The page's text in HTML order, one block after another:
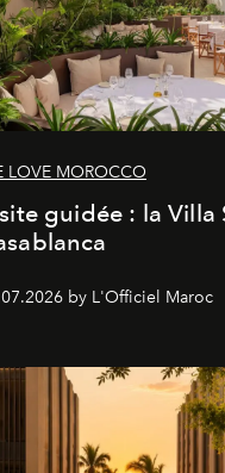
LOVE MOROCCO
guidée : la Villa
by L'Officiel Maroc